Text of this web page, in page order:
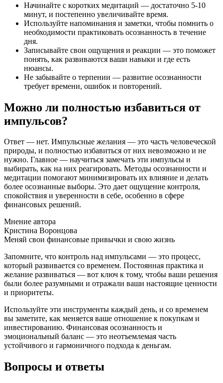
Начинайте с коротких медитаций — достаточно 5-10
минут, и постепенно увеличивайте время.
Используйте напоминания и заметки, чтобы помнить о
необходимости практиковать осознанность в течение
дня.
Записывайте свои ощущения и реакции — это поможет
понять, как развиваются ваши навыки и где есть
нюансы.
Не забывайте о терпении — развитие осознанности
требует времени, ошибок и повторений.
Можно ли полностью избавиться от
импульсов?
Ответ — нет. Импульсные желания — это часть человеческой
природы, и полностью избавиться от них невозможно и не
нужно. Главное — научиться замечать эти импульсы и
выбирать, как на них реагировать. Методы осознанности и
медитации помогают минимизировать их влияние и делать
более осознанные выборы. Это дает ощущение контроля,
спокойствия и уверенности в себе, особенно в сфере
финансовых решений.
Мнение автора
Кристина Воронцова
Меняй свои финансовые привычки и свою жизнь
Запомните, что контроль над импульсами — это процесс,
который развивается со временем. Постоянная практика и
желание развиваться — вот ключ к тому, чтобы ваши решения
были более разумными и отражали ваши настоящие ценности
и приоритеты.
Используйте эти инструменты каждый день, и со временем
вы заметите, как меняется ваше отношение к покупкам и
инвестированию. Финансовая осознанность и
эмоциональный баланс — это неотъемлемая часть
устойчивого и гармоничного подхода к деньгам.
Вопросы и ответы